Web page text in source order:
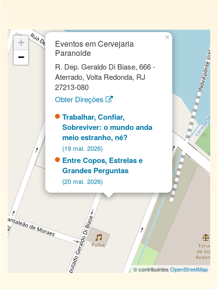
Eventos em Cervejaria
Paranoide
R. Dep. Geraldo Di Biase, 666 -
Aterrado, Volta Redonda, RJ
27213-080
Obter Direções
Trabalhar, Confiar,
Sobreviver: o mundo anda
meio estranho, né?
(19 mai. 2026)
Entre Copos, Estrelas e
Grandes Perguntas
(20 mai. 2026)
×
+
−
© contribuintes OpenStreetMap